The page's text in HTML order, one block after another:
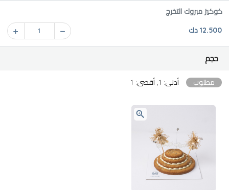
كوكيز مبروك التخرج
12.500 دك 1
حجم
مطلوب أدنى: 1, أقصى: 1